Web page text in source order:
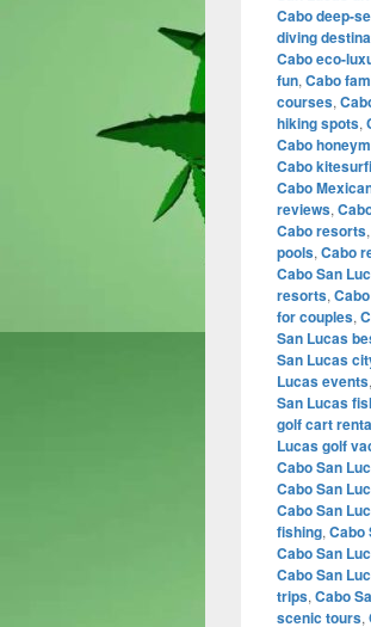
Cabo deep-
diving
Cabo eco-
fun, Cabo
courses,
hiking spots,
Cabo
Cabo
Cabo
reviews,
Cabo resorts,
pools, Cabo
Cabo San
resorts,
for couples,
San Lucas
San Lucas
Lucas events,
San Lucas
golf cart
Lucas golf
Cabo San
Cabo San
Cabo San
fishing, Cabo
Cabo San
Cabo San
trips, Cabo
scenic tours,